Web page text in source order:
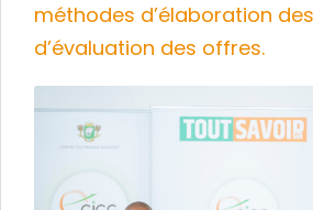
méthodes d’élaboration
d’évaluation des offres.